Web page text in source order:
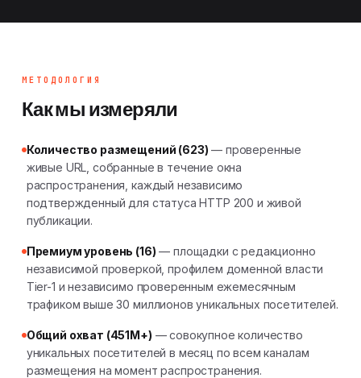
МЕТОДОЛОГИЯ
Как мы измеряли
Количество размещений (623) — проверенные
живые URL, собранные в течение окна
распространения, каждый независимо
подтвержденный для статуса HTTP 200 и живой
публикации.
Премиум уровень (16) — площадки с редакционно
независимой проверкой, профилем доменной власти
Tier-1 и независимо проверенным ежемесячным
трафиком выше 30 миллионов уникальных посетителей.
Общий охват (451M+) — совокупное количество
уникальных посетителей в месяц по всем каналам
размещения на момент распространения.